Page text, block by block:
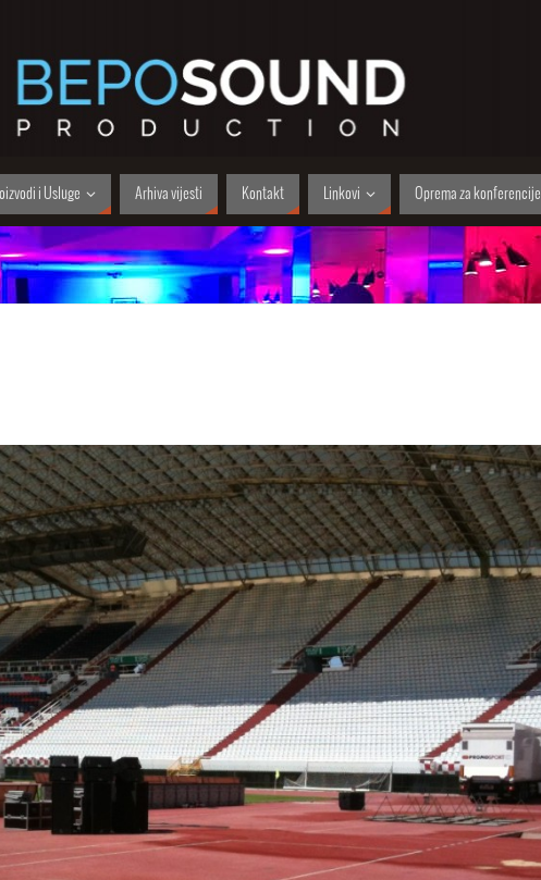
i Usluge Arhiva vijesti Kontakt Linkovi Oprema za konferencije